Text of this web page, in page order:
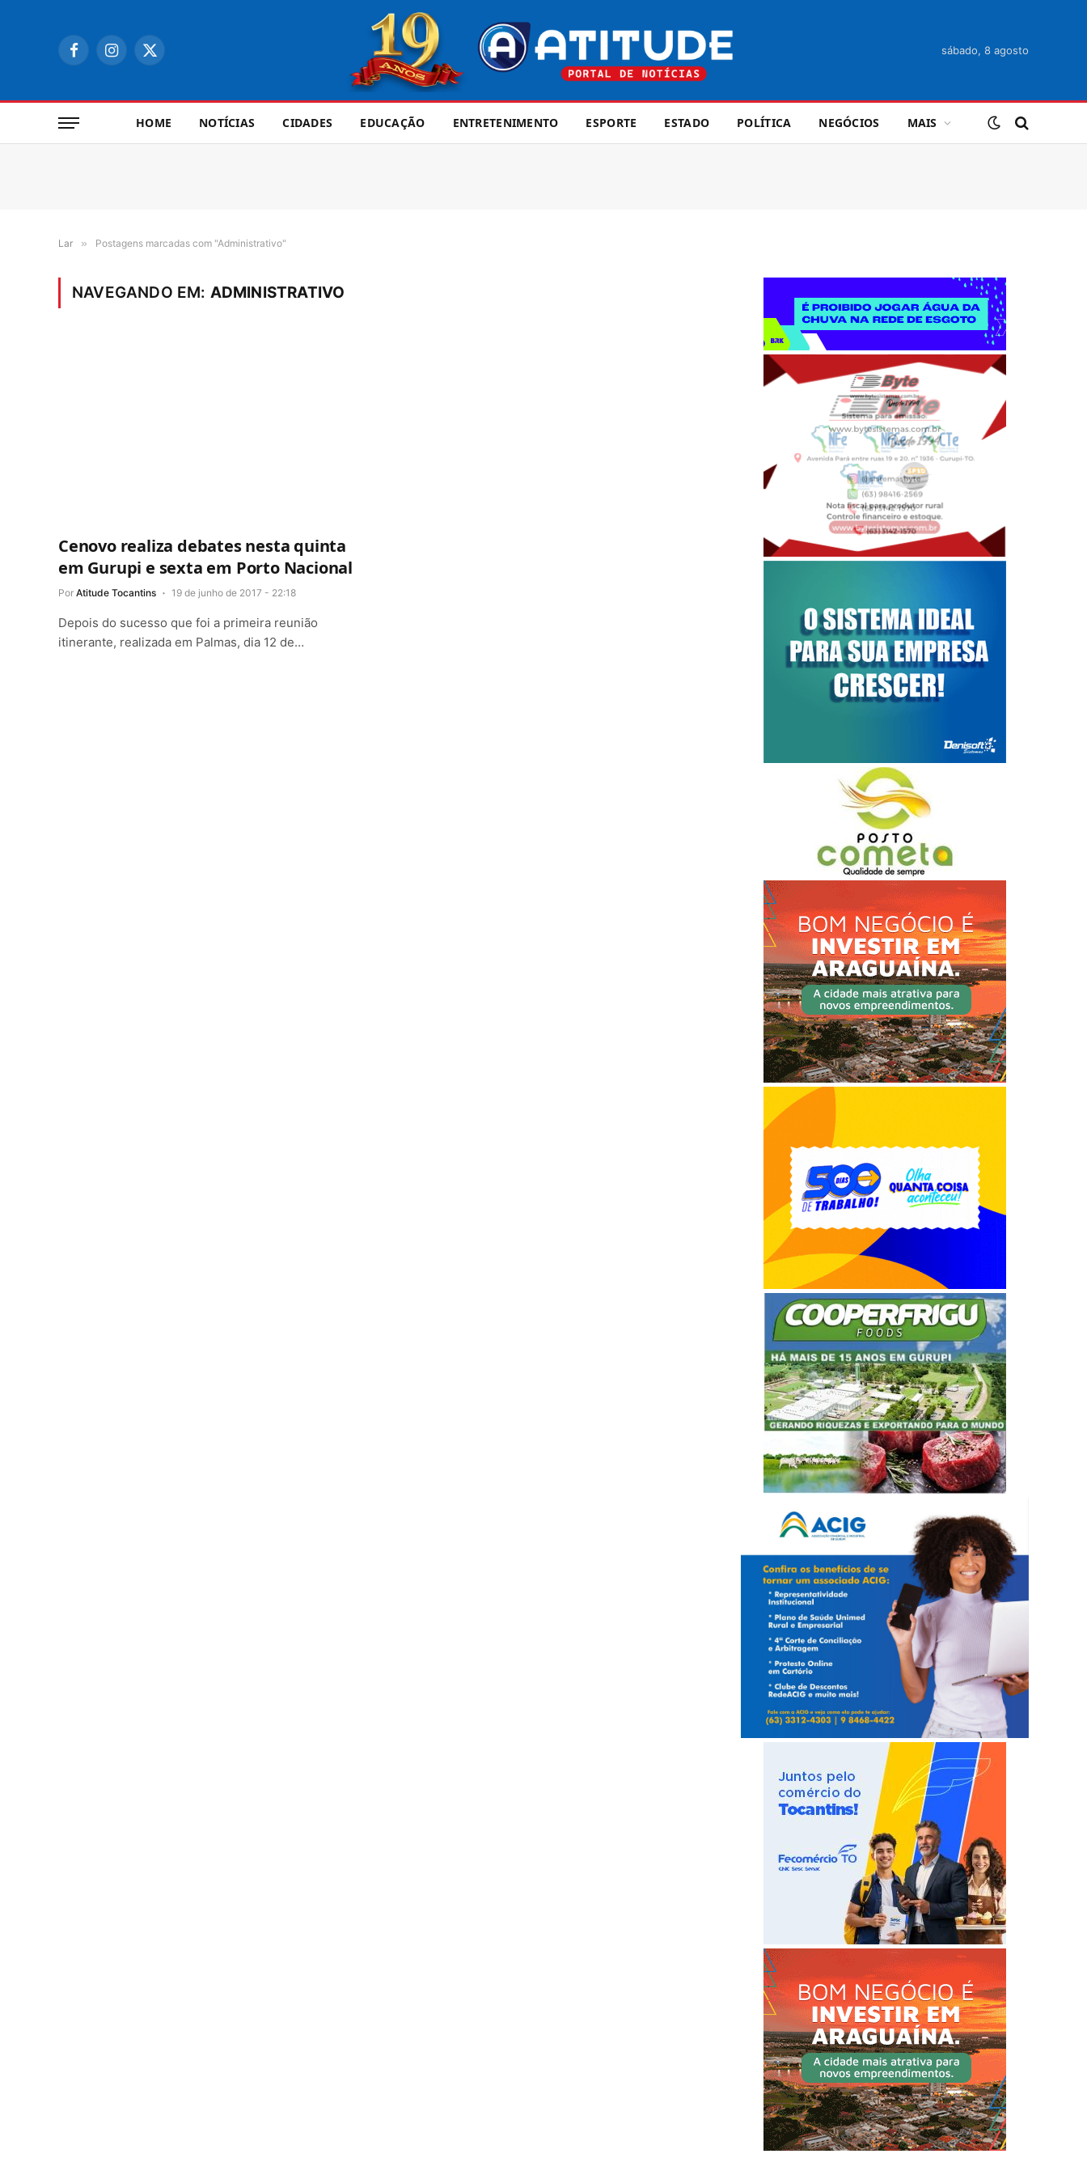
FacebookInstagram
X
sábado, 8 agosto
HOME NOTÍCIAS CIDADES EDUCAÇÃO ENTRETENIMENTO ESPORTE ESTADO POLÍTICA NEGÓCIOS MAIS
Lar » Postagens marcadas com "Administrativo"
NAVEGANDO EM: ADMINISTRATIVO
Cenovo realiza debates nesta quinta
em Gurupi e sexta em Porto Nacional
Por Atitude Tocantins 19 de junho de 2017 - 22:18
Depois do sucesso que foi a primeira reunião
itinerante, realizada em Palmas, dia 12 de…